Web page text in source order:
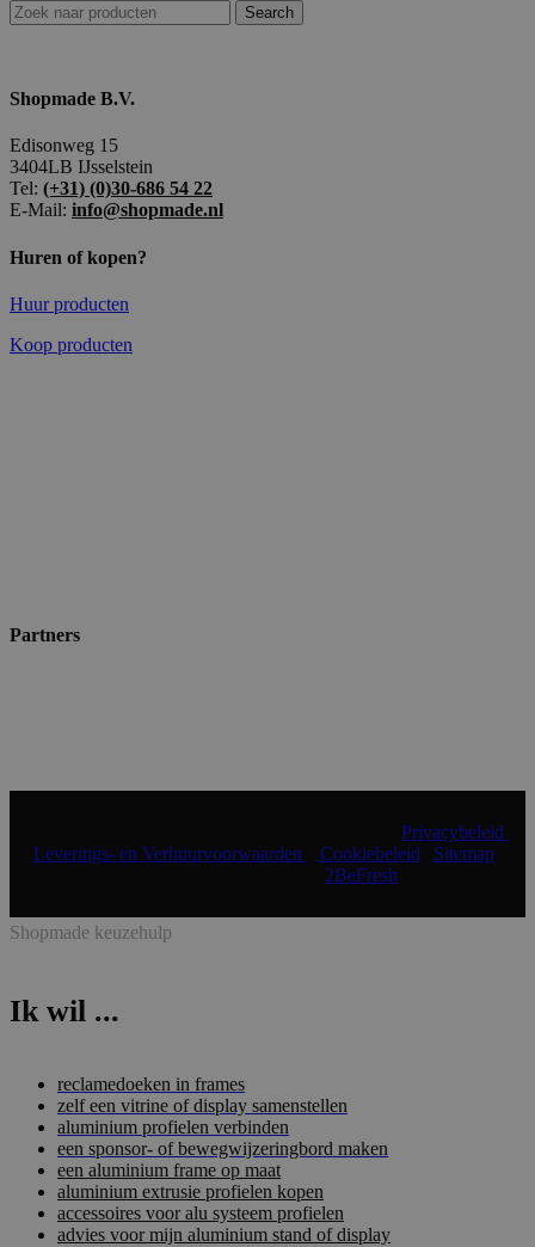
Search
Shopmade B.V.
Edisonweg 15
3404LB IJsselstein
Tel: (+31) (0)30-686 54 22
E-Mail: info@shopmade.nl
Huren of kopen?
Huur producten
Koop producten
Partners
Privacybeleid
Leverings- en Verhuurvoorwaarden
Cookiebeleid Sitemap|
2BeFresh
Shopmade keuzehulp
Ik wil ...
reclamedoeken in frames
zelf een vitrine of display samenstellen
aluminium profielen verbinden
een sponsor- of bewegwijzeringbord maken
een aluminium frame op maat
aluminium extrusie profielen kopen
accessoires voor alu systeem profielen
advies voor mijn aluminium stand of display